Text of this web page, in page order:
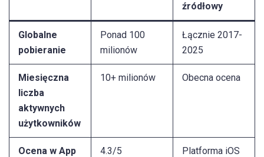
źródłowy
Globalne
pobieranie
Ponad 100
milionów
Łącznie 2017-
2025
Miesięczna
liczba
aktywnych
użytkowników
10+ milionów Obecna ocena
Ocena w App
4.3/5 Platforma iOS